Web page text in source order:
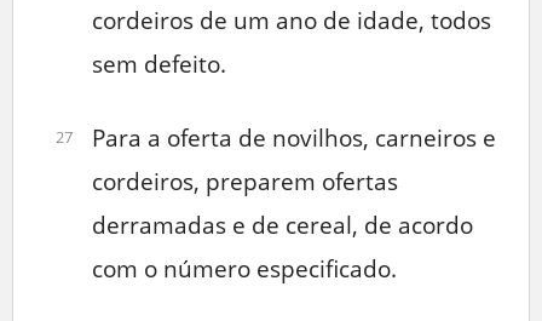
cordeiros de um ano de idade, todos
sem defeito.
27
Para a oferta de novilhos, carneiros e
cordeiros, preparem ofertas
derramadas e de cereal, de acordo
com o número especificado.